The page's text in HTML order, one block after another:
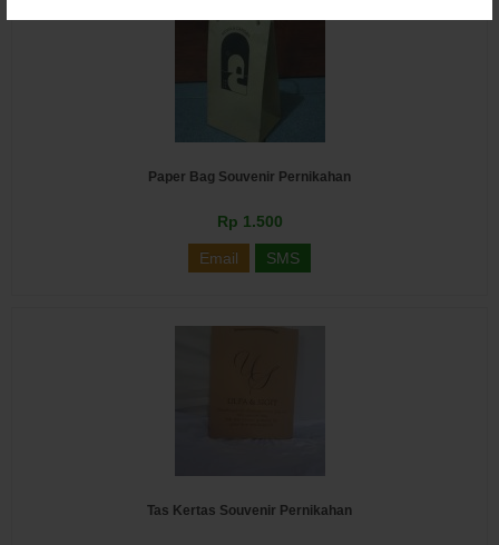
Paper Bag Souvenir Pernikahan
Rp 1.500
Email SMS
Tas Kertas Souvenir Pernikahan